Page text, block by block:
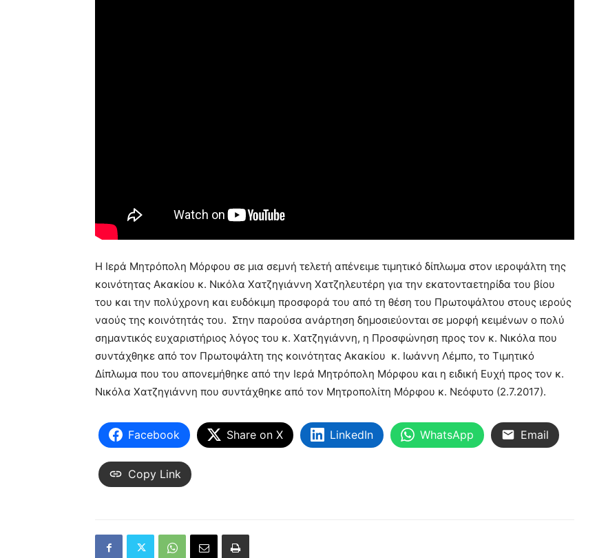
Η Ιερά Μητρόπολη Μόρφου σε μια σεμνή τελετή απένειμε τιμητικό δίπλωμα στον ιεροψάλτη της
κοινότητας Ακακίου κ. Νικόλα Χατζηγιάννη Χατζηλευτέρη για την εκατονταετηρίδα του βίου
του και την πολύχρονη και ευδόκιμη προσφορά του από τη θέση του Πρωτοψάλτου στους ιερούς
ναούς της κοινότητάς του. Στην παρούσα ανάρτηση δημοσιεύονται σε μορφή κειμένων ο πολύ
σημαντικός ευχαριστήριος λόγος του κ. Χατζηγιάννη, η Προσφώνηση προς τον κ. Νικόλα που
συντάχθηκε από τον Πρωτοψάλτη της κοινότητας Ακακίου κ. Ιωάννη Λέμπο, το Τιμητικό
Δίπλωμα που του απονεμήθηκε από την Ιερά Μητρόπολη Μόρφου και η ειδική Ευχή προς τον κ.
Νικόλα Χατζηγιάννη που συντάχθηκε από τον Μητροπολίτη Μόρφου κ. Νεόφυτο (2.7.2017).
Facebook Share on X LinkedIn WhatsApp Email
Copy Link